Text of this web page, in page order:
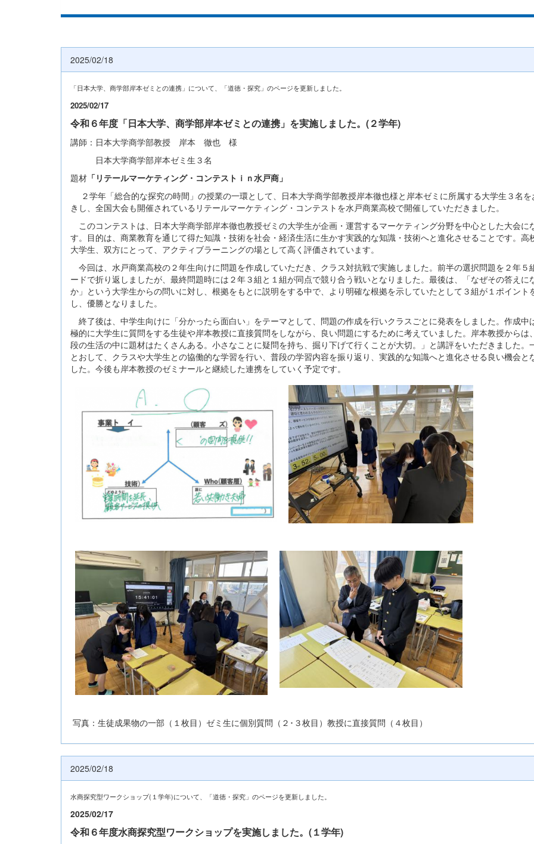
2025/02/18
「日本大学、商学部岸本ゼミとの連携」について、「道徳・探究」のページを更新しました。
2025/02/17
令和６年度「日本大学、商学部岸本ゼミとの連携」を実施しました。(２学年)
講師：日本大学商学部教授 岸本 徹也 様
日本大学商学部岸本ゼミ生３名
題材 「リテールマーケティング・コンテストｉｎ水戸商」
２学年「総合的な探究の時間」の授業の一環として、日本大学商学部教授岸本徹也様と岸本ゼミに所属する大学生３名を
きし、全国大会も開催されているリテールマーケティング・コンテストを水戸商業高校で開催していただきました。
このコンテストは、日本大学商学部岸本徹也教授ゼミの大学生が企画・運営するマーケティング分野を中心とした大会に
す。目的は、商業教育を通じて得た知識・技術を社会・経済生活に生かす実践的な知識・技術へと進化させることです。高
大学生、双方にとって、アクティブラーニングの場として高く評価されています。
今回は、水戸商業高校の２年生向けに問題を作成していただき、クラス対抗戦で実施しました。前半の選択問題を２年５
ードで折り返しましたが、最終問題時には２年３組と１組が同点で競り合う戦いとなりました。最後は、「なぜその答えに
か」という大学生からの問いに対し、根拠をもとに説明をする中で、より明確な根拠を示していたとして３組が１ポイント
し、優勝となりました。
終了後は、中学生向けに「分かったら面白い」をテーマとして、問題の作成を行いクラスごとに発表をしました。作成中
極的に大学生に質問をする生徒や岸本教授に直接質問をしながら、良い問題にするために考えていました。岸本教授からは
段の生活の中に題材はたくさんある。小さなことに疑問を持ち、掘り下げて行くことが大切。」と講評をいただきました。
とおして、クラスや大学生との協働的な学習を行い、普段の学習内容を振り返り、実践的な知識へと進化させる良い機会と
した。今後も岸本教授のゼミナールと継続した連携をしていく予定です。
写真：生徒成果物の一部（１枚目）ゼミ生に個別質問（２･３枚目）教授に直接質問（４枚目）
2025/02/18
水商探究型ワークショップ(１学年)について、「道徳・探究」のページを更新しました。
2025/02/17
令和６年度水商探究型ワークショップを実施しました。(１学年)